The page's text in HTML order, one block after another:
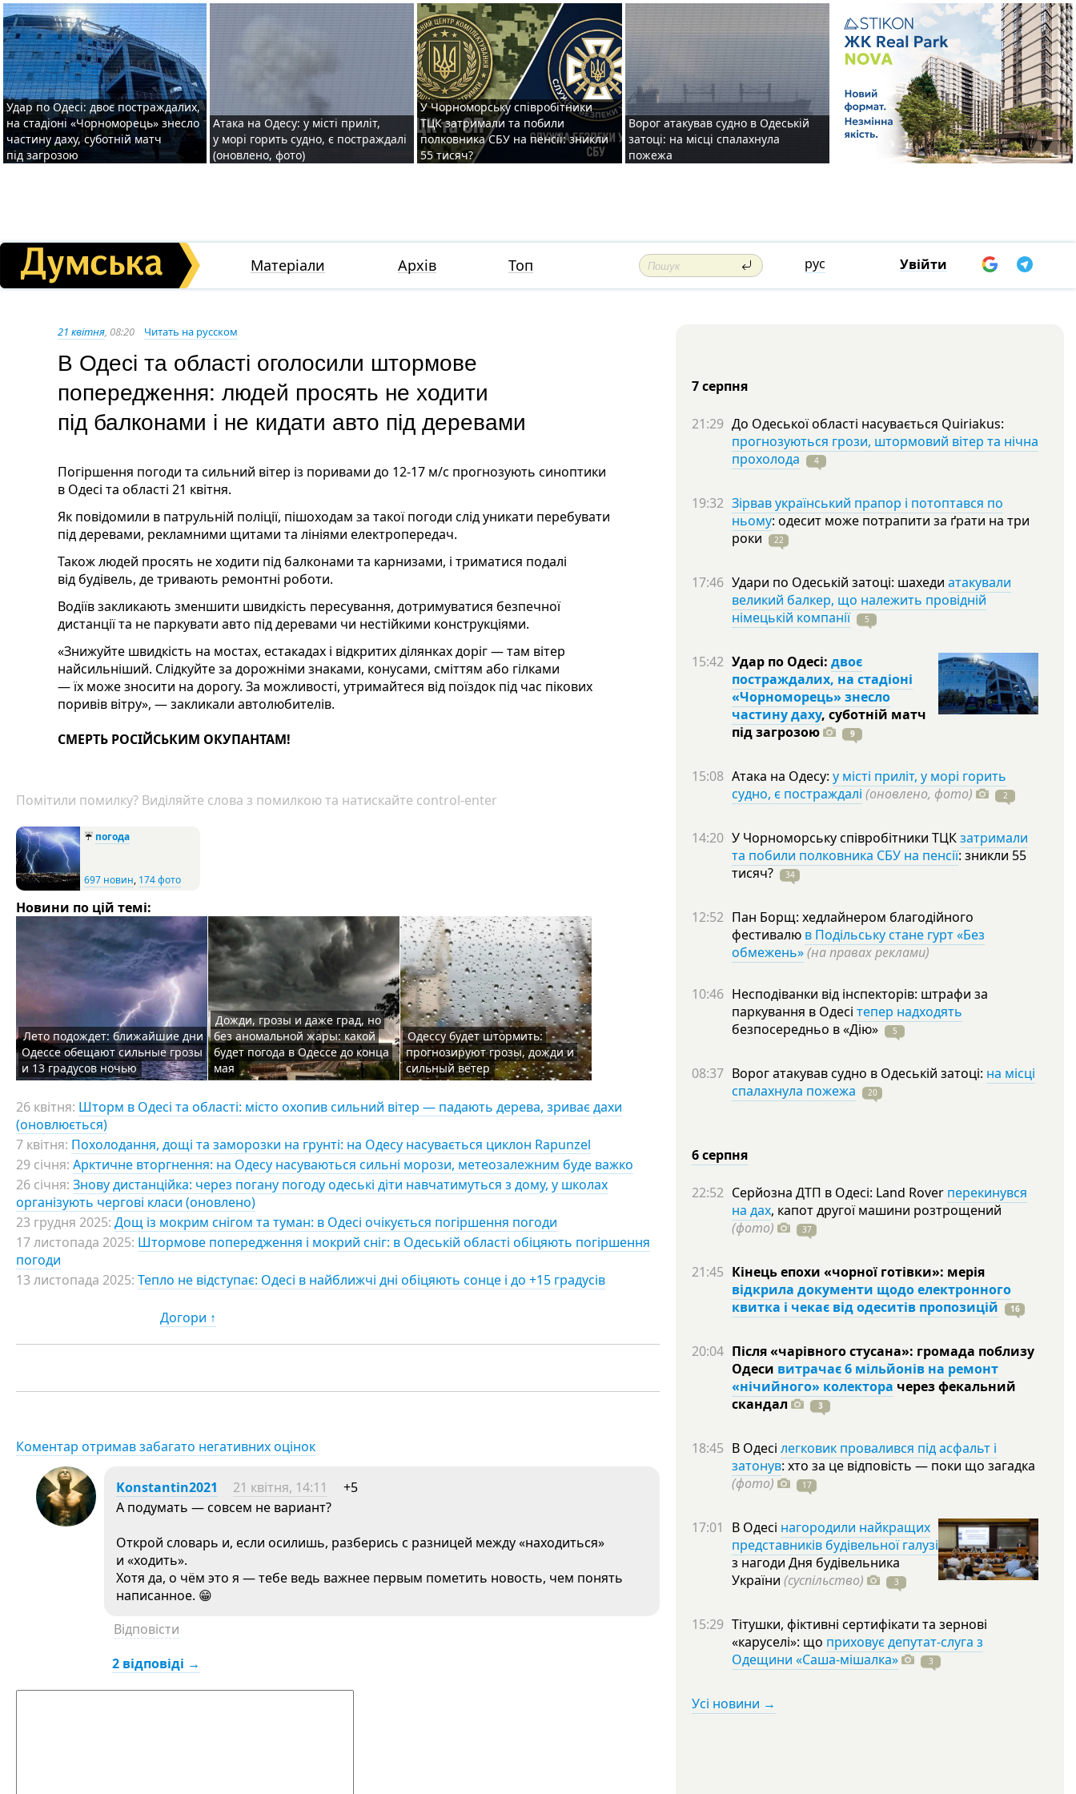
Удар по Одесі: двоє постраждалих,
на стадіоні «Чорноморець» знесло
частину даху, суботній матч
під загрозою
Атака на Одесу: у місті приліт,
у морі горить судно, є постраждалі
(оновлено, фото)
У Чорноморську співробітники
ТЦК затримали та побили
полковника СБУ на пенсії: зникли
55 тисяч?
Ворог атакував судно в Одеській
затоці: на місці спалахнула
пожежа
Матеріали Архів Топ рус Увійти
21 квітня, 08:20 Читать на русском
В Одесі та області оголосили штормове
попередження: людей просять не ходити
під балконами і не кидати авто під деревами
Погіршення погоди та сильний вітер із поривами до 12-17 м/с прогнозують синоптики
в Одесі та області 21 квітня.
Як повідомили в патрульній поліції, пішоходам за такої погоди слід уникати перебувати
під деревами, рекламними щитами та лініями електропередач.
Також людей просять не ходити під балконами та карнизами, і триматися подалі
від будівель, де тривають ремонтні роботи.
Водіїв закликають зменшити швидкість пересування, дотримуватися безпечної
дистанції та не паркувати авто під деревами чи нестійкими конструкціями.
«Знижуйте швидкість на мостах, естакадах і відкритих ділянках доріг — там вітер
найсильніший. Слідкуйте за дорожніми знаками, конусами, сміттям або гілками
— їх може зносити на дорогу. За можливості, утримайтеся від поїздок під час пікових
поривів вітру», — закликали автолюбителів.
СМЕРТЬ РОСІЙСЬКИМ ОКУПАНТАМ!
Помітили помилку? Виділяйте слова з помилкою та натискайте control-enter
☔ погода
697 новин, 174 фото
Новини по цій темі:
Лето подождет: ближайшие дни
Одессе обещают сильные грозы
и 13 градусов ночью
Дожди, грозы и даже град, но
без аномальной жары: какой
будет погода в Одессе до конца
мая
Одессу будет штормить:
прогнозируют грозы, дожди и
сильный ветер
26 квітня: Шторм в Одесі та області: місто охопив сильний вітер — падають дерева, зриває дахи
(оновлюється)
7 квітня: Похолодання, дощі та заморозки на грунті: на Одесу насувається циклон Rapunzel
29 січня: Арктичне вторгнення: на Одесу насуваються сильні морози, метеозалежним буде важко
26 січня: Знову дистанційка: через погану погоду одеські діти навчатимуться з дому, у школах
організують чергові класи (оновлено)
23 грудня 2025: Дощ із мокрим снігом та туман: в Одесі очікується погіршення погоди
17 листопада 2025: Штормове попередження і мокрий сніг: в Одеській області обіцяють погіршення
погоди
13 листопада 2025: Тепло не відступає: Одесі в найближчі дні обіцяють сонце і до +15 градусів
Догори ↑
Коментар отримав забагато негативних оцінок
Konstantin2021 21 квітня, 14:11
+5
А подумать — совсем не вариант?
Открой словарь и, если осилишь, разберись с разницей между «находиться»
и «ходить».
Хотя да, о чём это я — тебе ведь важнее первым пометить новость, чем понять
написанное. 😁
Відповісти
2 відповіді →
7 серпня
21:29 До Одеської області насувається Quiriakus:
прогнозуються грози, штормовий вітер та нічна
прохолода
4
19:32 Зірвав український прапор і потоптався по
ньому: одесит може потрапити за ґрати на три
роки
22
17:46 Удари по Одеській затоці: шахеди атакували
великий балкер, що належить провідній
німецькій компанії
5
15:42 Удар по Одесі: двоє
постраждалих, на стадіоні
«Чорноморець» знесло
частину даху, суботній матч
підзагрозою 9
15:08 Атака на Одесу: у місті приліт, у морі горить
судно, є постраждалі (оновлено, фото) 2
14:20 У Чорноморську співробітники ТЦКзатримали
та побили полковника СБУ на пенсії: зникли 55
тисяч?
34
12:52 Пан Борщ: хедлайнером благодійного
фестивалю в Подільську стане гурт «Без
обмежень»(на правах реклами)
10:46 Несподіванки від інспекторів: штрафи за
паркування в Одесі тепер надходять
безпосередньо в«Дію» 5
08:37 Ворог атакував судно в Одеській затоці: на місці
спалахнула пожежа
20
6 серпня
22:52 Серйозна ДТП в Одесі: Land Rover перекинувся
на дах, капот другої машини розтрощений
(фото)
37
21:45 Кінець епохи «чорної готівки»: мерія
відкрила документи щодо електронного
квитка і чекає від одеситів пропозицій
16
20:04 Після «чарівного стусана»: громада поблизу
Одеси витрачає 6 мільйонів на ремонт
«нічийного» колектора через фекальний
скандал
3
18:45 В Одесі легковик провалився під асфальт і
затонув: хто за це відповість — поки що загадка
(фото)
17
17:01 В Одесі нагородили найкращих
представників будівельної галузі
з нагоди Дня будівельника
України (суспільство) 3
15:29 Тітушки, фіктивні сертифікати та зернові
«каруселі»: що приховує депутат-слуга з
Одещини «Саша-мішалка»
3
Усі новини →